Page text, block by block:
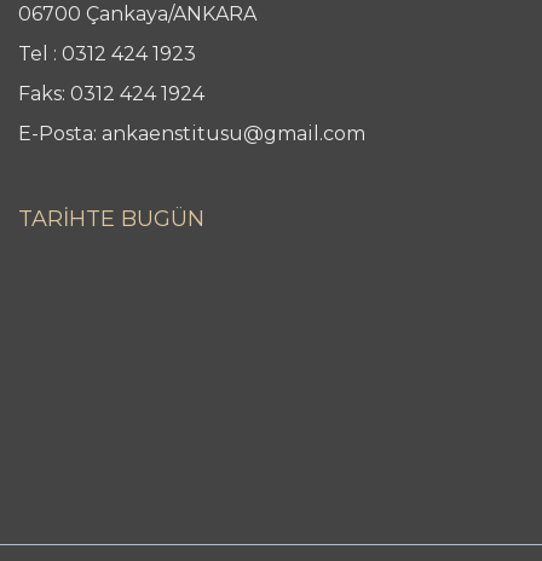
06700 Çankaya/ANKARA
Tel : 0312 424 1923
Faks: 0312 424 1924
E-Posta: ankaenstitusu@gmail.com
TARİHTE BUGÜN